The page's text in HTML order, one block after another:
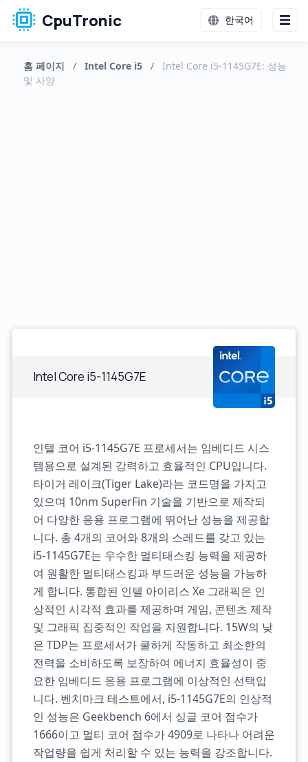
CpuTronic 한국어
홈 페이지 / Intel Core i5 /
Intel Core i5-1145G7E: 성능
및 사양
Intel Core i5-1145G7E
인텔 코어 i5-1145G7E 프로세서는 임베디드 시스
템용으로 설계된 강력하고 효율적인 CPU입니다.
타이거 레이크(Tiger Lake)라는 코드명을 가지고
있으며 10nm SuperFin 기술을 기반으로 제작되
어 다양한 응용 프로그램에 뛰어난 성능을 제공합
니다. 총 4개의 코어와 8개의 스레드를 갖고 있는
i5-1145G7E는 우수한 멀티태스킹 능력을 제공하
여 원활한 멀티태스킹과 부드러운 성능을 가능하
게 합니다. 통합된 인텔 아이리스 Xe 그래픽은 인
상적인 시각적 효과를 제공하며 게임, 콘텐츠 제작
및 그래픽 집중적인 작업을 지원합니다. 15W의 낮
은 TDP는 프로세서가 쿨하게 작동하고 최소한의
전력을 소비하도록 보장하여 에너지 효율성이 중
요한 임베디드 응용 프로그램에 이상적인 선택입
니다. 벤치마크 테스트에서, i5-1145G7E의 인상적
인 성능은 Geekbench 6에서 싱글 코어 점수가
1666이고 멀티 코어 점수가 4909로 나타나 어려운
작업량을 쉽게 처리할 수 있는 능력을 강조합니다.